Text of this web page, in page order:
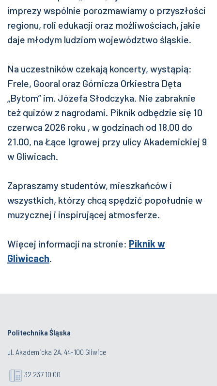
imprezy wspólnie porozmawiamy o przyszłości
regionu, roli edukacji oraz możliwościach, jakie
daje młodym ludziom województwo śląskie.
Na uczestników czekają koncerty, wystąpią:
Frele, Gooral oraz Górnicza Orkiestra Dęta
„Bytom” im. Józefa Słodczyka. Nie zabraknie
też quizów z nagrodami. Piknik odbędzie się 10
czerwca 2026 roku , w godzinach od 18.00 do
21.00, na Łące Igrowej przy ulicy Akademickiej 9
w Gliwicach.
Zapraszamy studentów, mieszkańców i
wszystkich, którzy chcą spędzić popołudnie w
muzycznej i inspirującej atmosferze.
Więcej informacji na stronie: Piknik w
Gliwicach.
Politechnika Śląska
ul. Akademicka 2A, 44-100 Gliwice
32 237 10 00